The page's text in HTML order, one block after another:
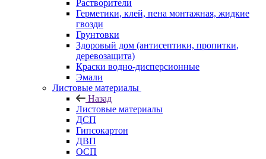
Растворители
Герметики, клей, пена монтажная, жидкие
гвозди
Грунтовки
Здоровый дом (антисептики, пропитки,
деревозащита)
Краски водно-дисперсионные
Эмали
Листовые материалы
Назад
Листовые материалы
ДСП
Гипсокартон
ДВП
ОСП